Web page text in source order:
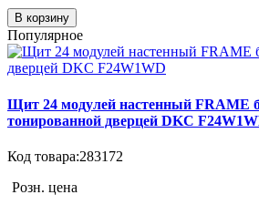
В корзину
Популярное
Щит 24 модулей настенный FRAME
тонированной дверцей DKC
Код товара:283172
Розн. цена